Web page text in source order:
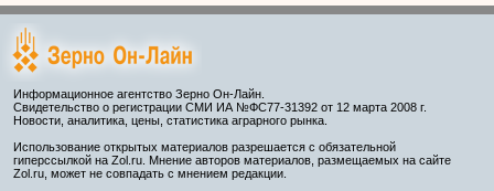
Информационное агентство Зерно Он-Лайн.
Свидетельство о регистрации СМИ ИА №ФС77-31392 от 12 марта 2008 г.
Новости, аналитика, цены, статистика аграрного рынка.
Использование открытых материалов разрешается с обязательной
гиперссылкой на Zol.ru. Мнение авторов материалов, размещаемых на сайте
Zol.ru, может не совпадать с мнением редакции.